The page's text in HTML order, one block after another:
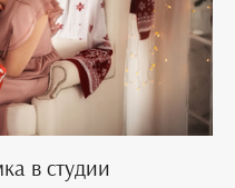
в студии